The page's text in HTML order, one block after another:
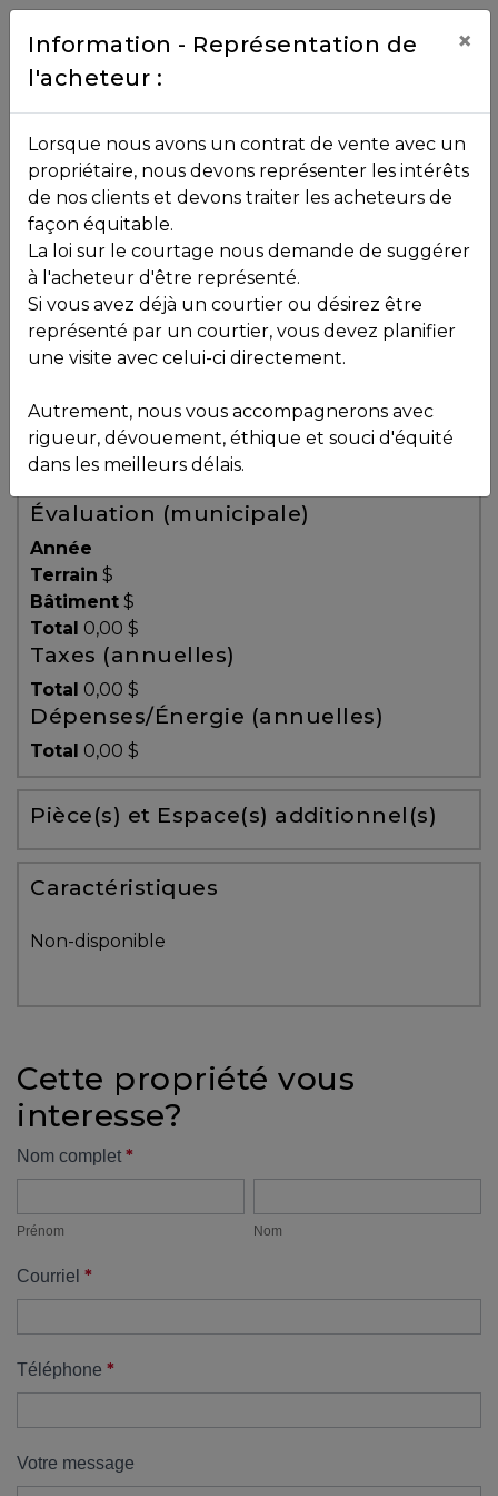
Contact
NOS
PROPRIÉTÉS
VOS
COURTIERS
Équipe
Partenaires
Témoignages
Blogue
ACHAT
Alerte
immobilière
Avec
un
courtier
vous
protégé!
outils
pour
financement
propriétaire
UNE
DÉCISION
!
de
démarrage
:
Toutes les propriétés
Vendu
, , ,
J7J 0N4
Voir plus de photos
Évaluation (municipale)
Année
Terrain $
Bâtiment $
Total 0,00 $
Taxes (annuelles)
Total 0,00 $
Dépenses/Énergie (annuelles)
Total 0,00 $
Pièce(s) et Espace(s) additionnel(s)
Caractéristiques
Non-disponible
Cette propriété vous
interesse?
Formulaire
Nom complet *
Prénom Nom
Courriel *
Téléphone *
Votre message
Information - Représentation de
l'acheteur :
×
Lorsque nous avons un contrat de vente avec un
propriétaire, nous devons représenter les intérêts
de nos clients et devons traiter les acheteurs de
façon équitable.
La loi sur le courtage nous demande de suggérer
à l'acheteur d'être représenté.
Si vous avez déjà un courtier ou désirez être
représenté par un courtier, vous devez planifier
une visite avec celui-ci directement.
Autrement, nous vous accompagnerons avec
rigueur, dévouement, éthique et souci d'équité
dans les meilleurs délais.